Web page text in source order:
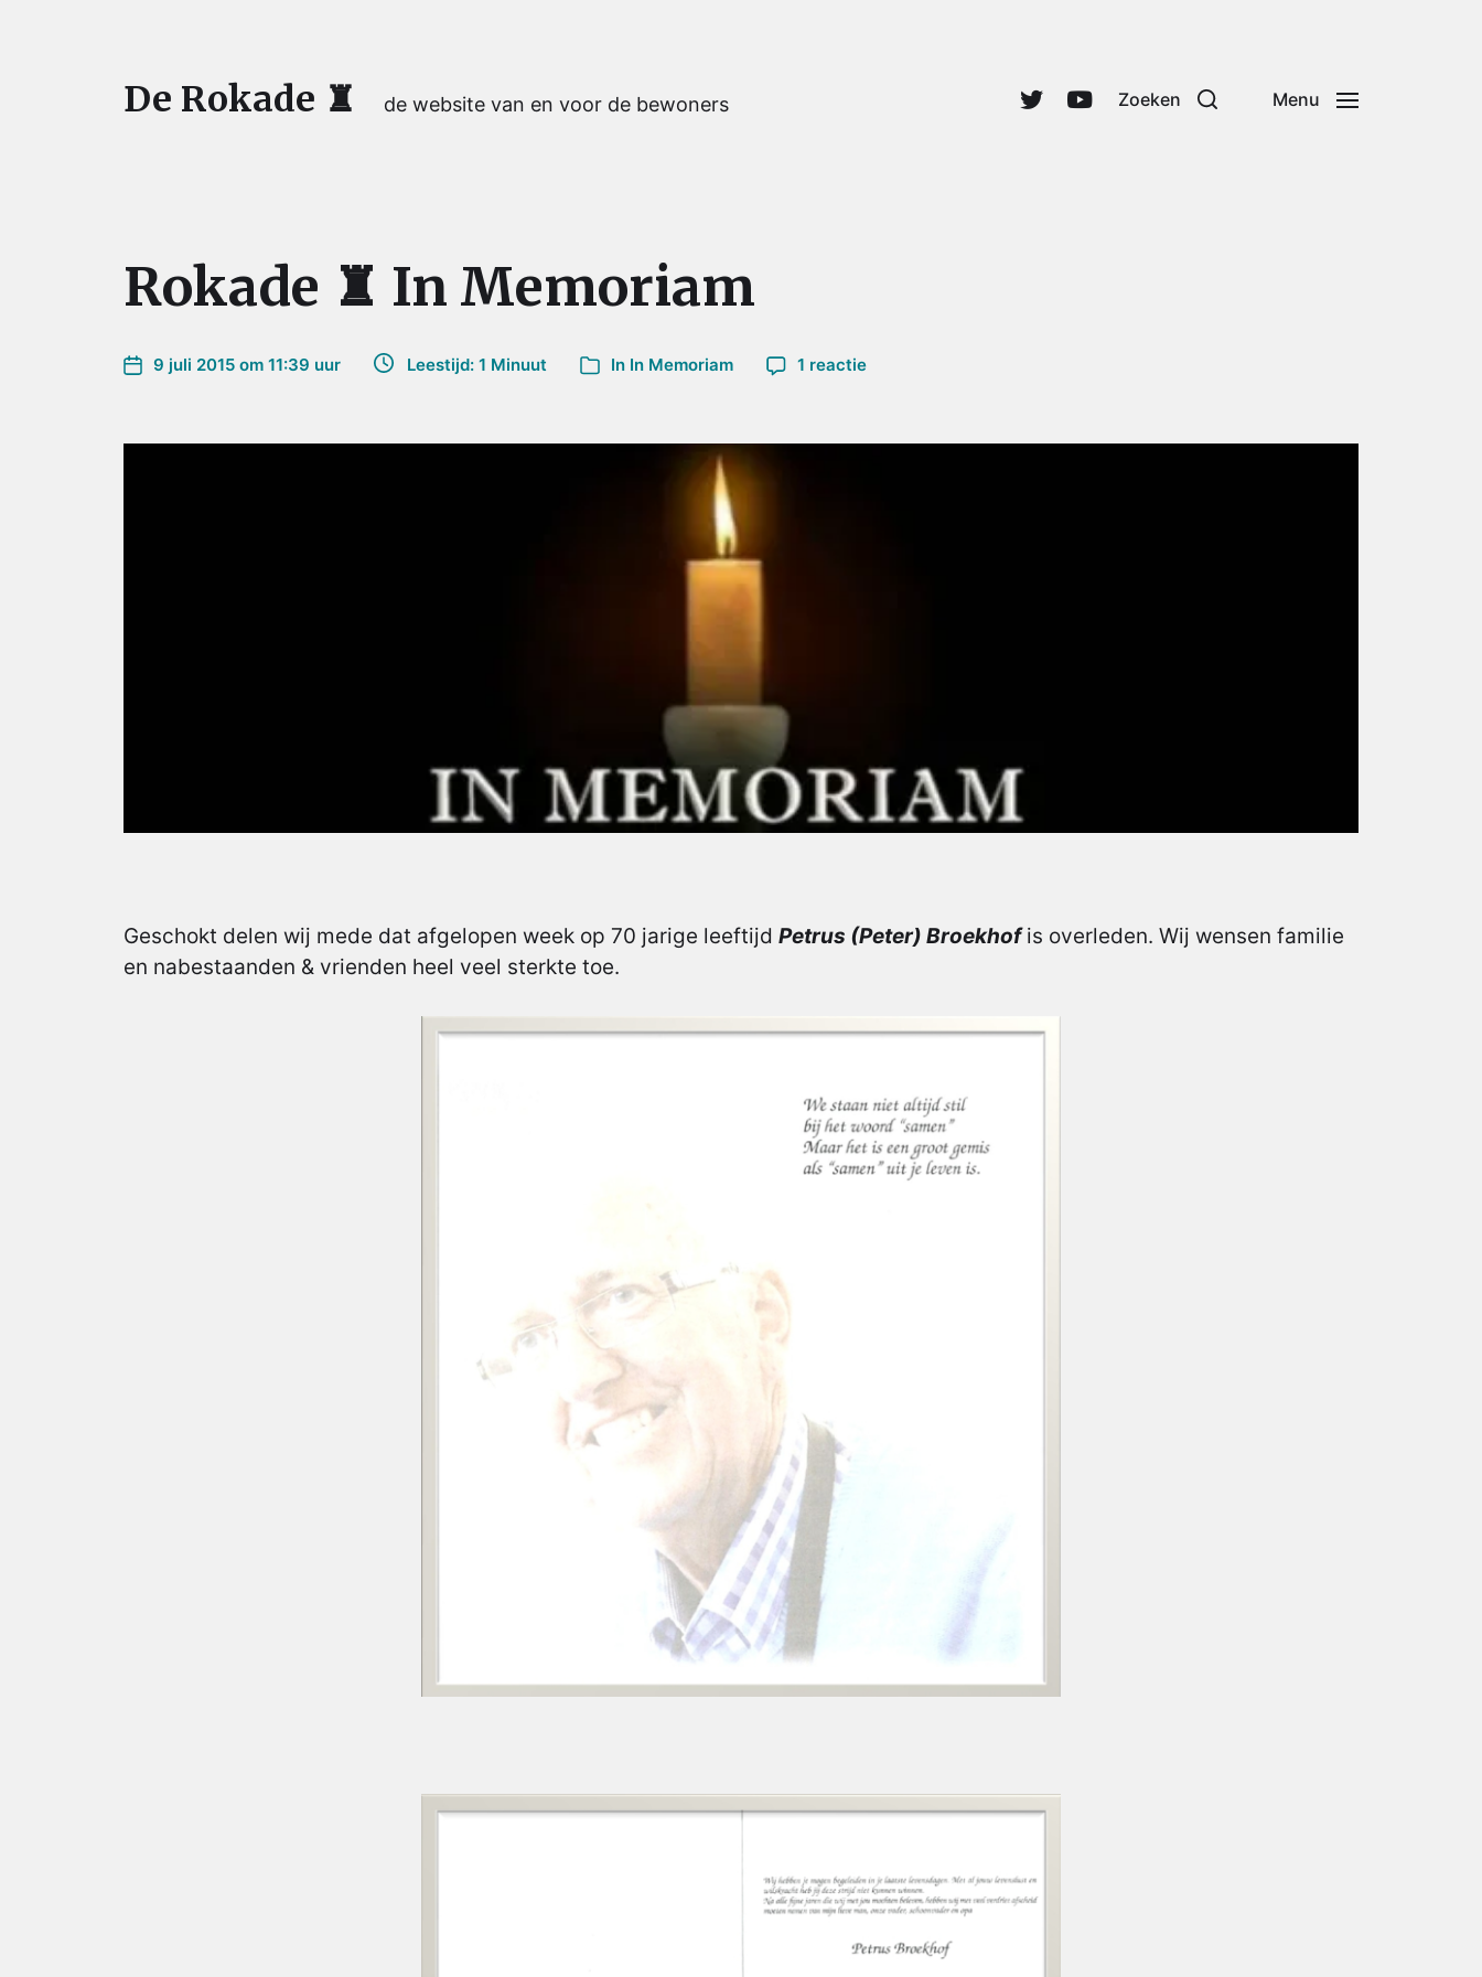
De Rokade ♜ de website van en voor de bewoners Zoeken Menu
Rokade ♜ In Memoriam
9 juli 2015 om 11:39 uur Leestijd: 1 Minuut In In Memoriam 1 reactie
Geschokt delen wij mede dat afgelopen week op 70 jarige leeftijd Petrus (Peter) Broekhof is overleden. Wij wensen familie
en nabestaanden & vrienden heel veel sterkte toe.